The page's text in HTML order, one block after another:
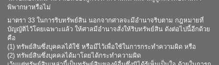
พิพากษาหรือไม่
มาตรา 33 ในการริบทรัพย์สิน นอกจากศาลจะมีอำนาจริบตาม กฎหมายที่
บัญญัติไว้โดยเฉพาะแล้ว ให้ศาลมีอำนาจสั่งให้ริบทรัพย์สิน ดังต่อไปนี้อีกด้วย
คือ
(1) ทรัพย์สินซึ่งบุคคลได้ใช้ หรือมีไว้เพื่อใช้ในการกระทำความผิด หรือ
(2) ทรัพย์สินซึ่งบุคคลได้มาโดยได้กระทำความผิด